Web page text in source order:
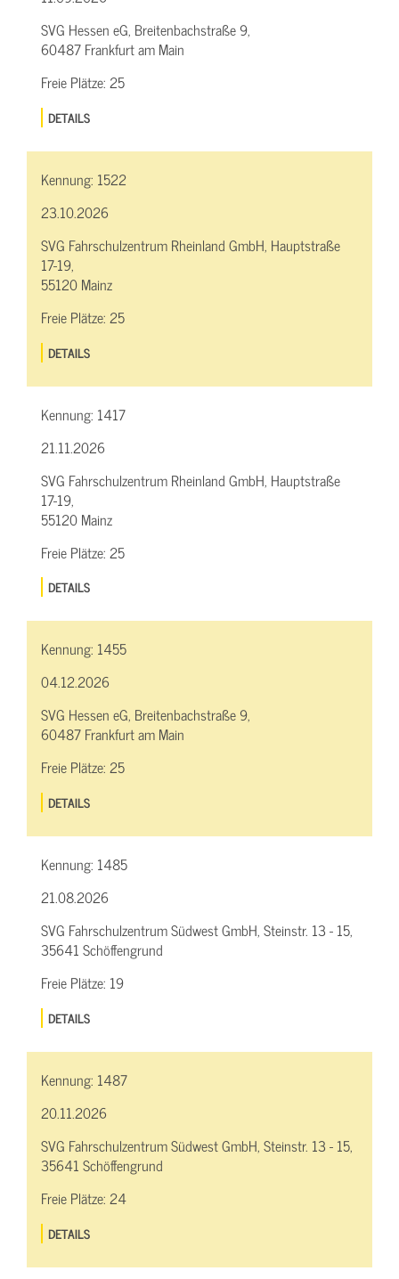
SVG Hessen eG, Breitenbachstraße 9,
60487 Frankfurt am Main
Freie Plätze:25
DETAILS
Kennung: 1522
23.10.2026
SVG Fahrschulzentrum Rheinland GmbH, Hauptstraße
17-19,
55120 Mainz
Freie Plätze:25
DETAILS
Kennung: 1417
21.11.2026
SVG Fahrschulzentrum Rheinland GmbH, Hauptstraße
17-19,
55120 Mainz
Freie Plätze:25
DETAILS
Kennung: 1455
04.12.2026
SVG Hessen eG, Breitenbachstraße 9,
60487 Frankfurt am Main
Freie Plätze:25
DETAILS
Kennung: 1485
21.08.2026
SVG Fahrschulzentrum Südwest GmbH, Steinstr. 13 - 15,
35641 Schöffengrund
Freie Plätze: 19
DETAILS
Kennung: 1487
20.11.2026
SVG Fahrschulzentrum Südwest GmbH, Steinstr. 13 - 15,
35641 Schöffengrund
Freie Plätze:24
DETAILS